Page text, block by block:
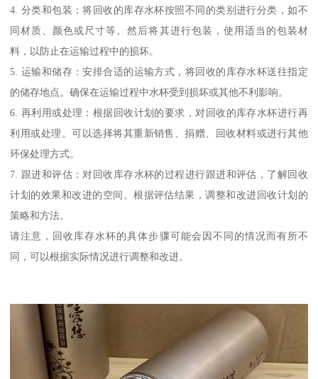
4. 分类和包装：将回收的库存水杯按照不同的类别进行分类，如不
同材质、颜色或尺寸等。然后将其进行包装，使用适当的包装材
料，以防止在运输过程中的损坏。
5. 运输和储存：安排合适的运输方式，将回收的库存水杯送往指定
的储存地点。确保在运输过程中水杯受到损坏或其他不利影响。
6. 再利用或处理：根据回收计划的要求，对回收的库存水杯进行再
利用或处理。可以选择将其重新销售、捐赠、回收材料或进行其他
环保处理方式。
7. 跟进和评估：对回收库存水杯的过程进行跟进和评估，了解回收
计划的效果和改进的空间。根据评估结果，调整和改进回收计划的
策略和方法。
请注意，回收库存水杯的具体步骤可能会因不同的情况而有所不
同，可以根据实际情况进行调整和改进。